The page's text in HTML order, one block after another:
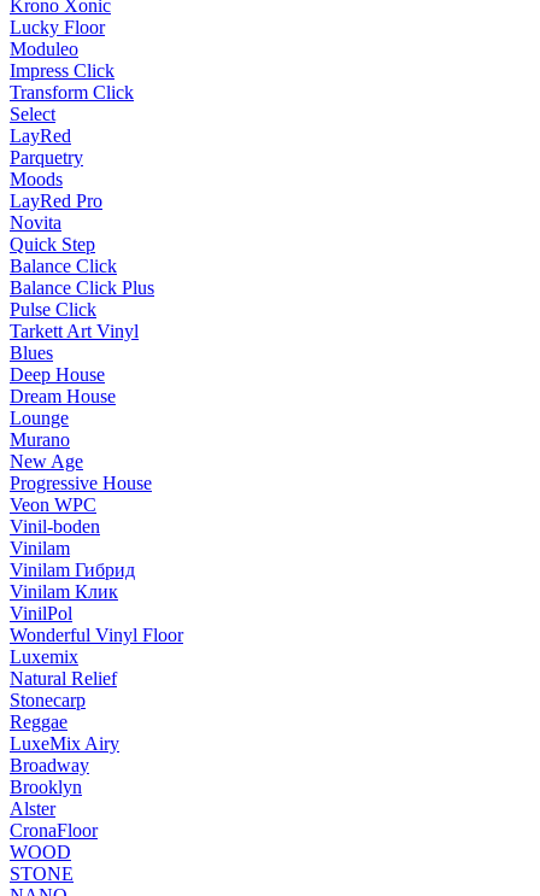
Krono Xonic
Lucky Floor
Moduleo
Impress Click
Transform Click
Select
LayRed
Parquetry
Moods
LayRed Pro
Novita
Quick Step
Balance Click
Balance Click Plus
Pulse Click
Tarkett Art Vinyl
Blues
Deep House
Dream House
Lounge
Murano
New Age
Progressive House
Veon WPC
Vinil-boden
Vinilam
Vinilam Гибрид
Vinilam Клик
VinilPol
Wonderful Vinyl Floor
Luxemix
Natural Relief
Stonecarp
Reggae
LuxeMix Airy
Broadway
Brooklyn
Alster
CronaFloor
WOOD
STONE